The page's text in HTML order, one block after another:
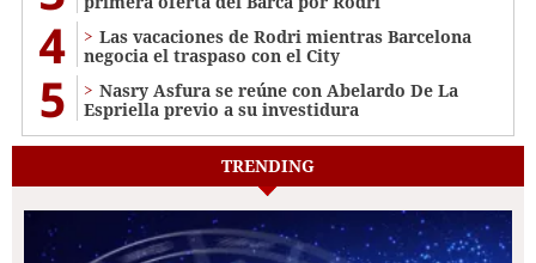
4
Las vacaciones de Rodri mientras Barcelona
negocia el traspaso con el City
5
Nasry Asfura se reúne con Abelardo De La
Espriella previo a su investidura
TRENDING